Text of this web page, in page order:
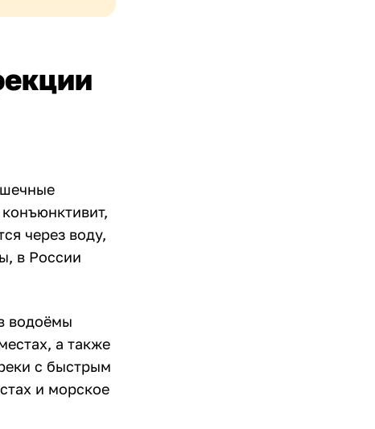
через воду,
в России
водоёмы
а также
с быстрым
и морское